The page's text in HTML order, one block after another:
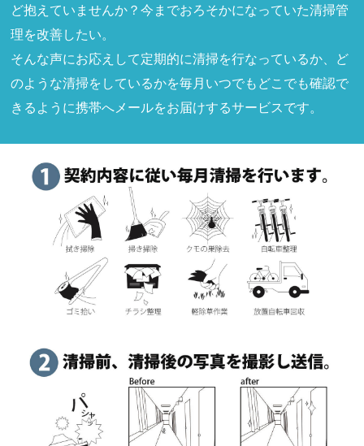
ど抱えていませんか？今までおろそかになっていた清掃管
理を改善したい。
そんな声にお応えして定期的に清掃を行なっているか、ど
のような清掃をしているかを毎月いつでもどこでも確認で
きるように携帯へメールをお届けするサービスです。